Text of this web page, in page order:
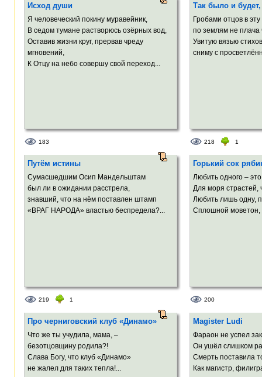
Исход души
Я человеческий покину муравейник,
В седом тумане растворюсь озёрных вод,
Оставив жизни круг, прервав чреду
мгновений,
К Отцу на небо совершу свой переход...
183
Так было и
Гробами отцов в
по землям не плача
Увитую вязью
сниму с
218 1
Путём истины
Сумасшедшим Осип Мандельштам
был ли в ожидании расстрела,
знавший, что на нём поставлен штамп
«ВРАГ НАРОДА» властью беспредела?...
219 1
Горький сок
Любить одного – это
Для моря
Любить лишь одну,
Сплошной моветон,
200
Про черниговский клуб «Динамо»
Что же ты учудила, мама, –
безотцовщину родила?!
Слава Богу, что клуб «Динамо»
не жалел для таких тепла!...
Magister Ludi
Фараон не успел
Он ушёл слишком
Смерть поставила
Как магистр,